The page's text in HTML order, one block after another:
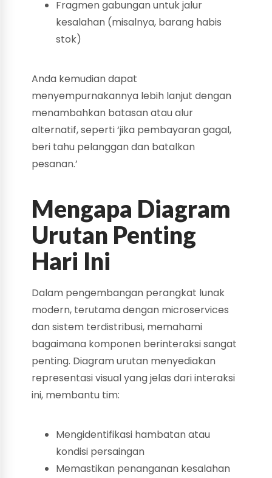
Fragmen gabungan untuk jalur
kesalahan (misalnya, barang habis
stok)
Anda kemudian dapat
menyempurnakannya lebih lanjut dengan
menambahkan batasan atau alur
alternatif, seperti ‘jika pembayaran gagal,
beri tahu pelanggan dan batalkan
pesanan.’
Mengapa Diagram
Urutan Penting
Hari Ini
Dalam pengembangan perangkat lunak
modern, terutama dengan microservices
dan sistem terdistribusi, memahami
bagaimana komponen berinteraksi sangat
penting. Diagram urutan menyediakan
representasi visual yang jelas dari interaksi
ini, membantu tim:
Mengidentifikasi hambatan atau
kondisi persaingan
Memastikan penanganan kesalahan